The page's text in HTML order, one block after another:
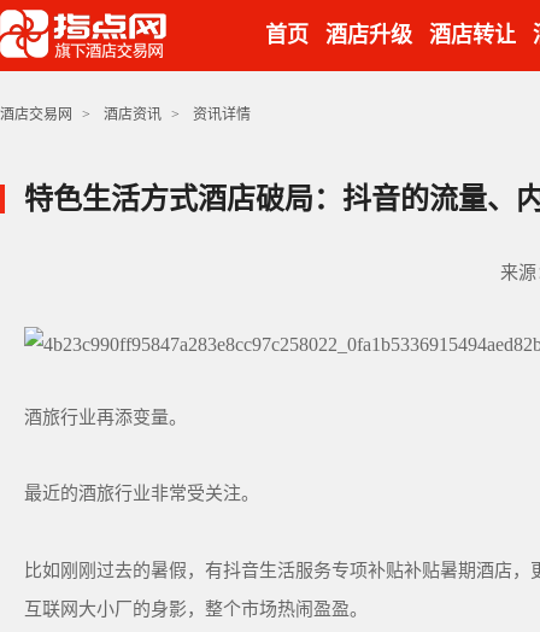
首页 酒店升级 酒店转让
酒店交易网 > 酒店资讯 > 资讯详情
特色生活方式酒店破局：抖音的流量、
来源
酒旅行业再添变量。
最近的酒旅行业非常受关注。
比如刚刚过去的暑假，有抖音生活服务专项补贴补贴暑期酒店
互联网大小厂的身影，整个市场热闹盈盈。